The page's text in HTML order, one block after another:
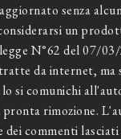
senza
un
N°62 del 07/
da internet, ma
si comunichi
rimozione.
dei commenti